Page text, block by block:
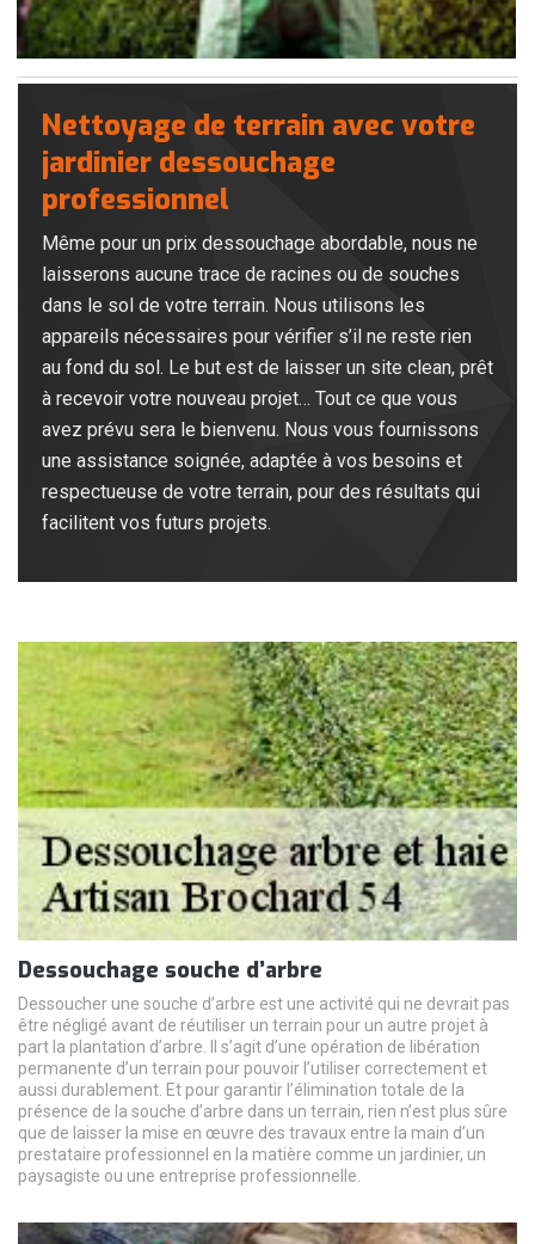
Nettoyage de terrain avec votre
jardinier dessouchage
professionnel
Même pour un prix dessouchage abordable, nous ne
laisserons aucune trace de racines ou de souches
dans le sol de votre terrain. Nous utilisons les
appareils nécessaires pour vérifier s’il ne reste rien
au fond du sol. Le but est de laisser un site clean, prêt
à recevoir votre nouveau projet… Tout ce que vous
avez prévu sera le bienvenu. Nous vous fournissons
une assistance soignée, adaptée à vos besoins et
respectueuse de votre terrain, pour des résultats qui
facilitent vos futurs projets.
Dessouchage souche d’arbre
Dessoucher une souche d’arbre est une activité qui ne devrait pas
être négligé avant de réutiliser un terrain pour un autre projet à
part la plantation d’arbre. Il s’agit d’une opération de libération
permanente d’un terrain pour pouvoir l’utiliser correctement et
aussi durablement. Et pour garantir l’élimination totale de la
présence de la souche d’arbre dans un terrain, rien n’est plus sûre
que de laisser la mise en œuvre des travaux entre la main d’un
prestataire professionnel en la matière comme un jardinier, un
paysagiste ou une entreprise professionnelle.